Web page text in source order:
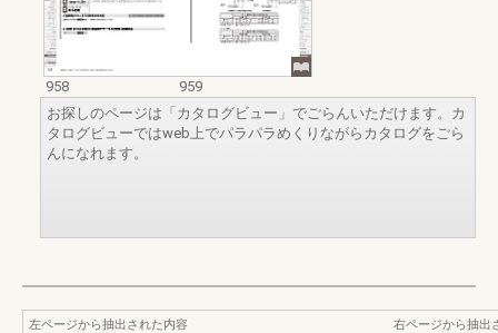
958
959
お探しのページは「カタログビュー」でごらんいただけます。カ
タログビューではweb上でパラパラめくりながらカタログをごら
んになれます。
左ページから抽出された内容
右ページから抽出